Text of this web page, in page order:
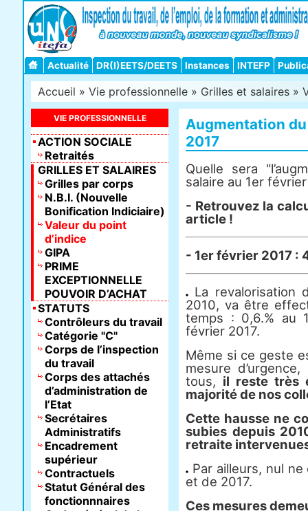
Actualité DR(I)EETS/DEETS Instances INTEFP
Accueil » Vie professionnelle » Grilles et salaires »
Augmentation
2017
Quelle sera
salaire au 1er
- Retrouvez la
article !
- 1er février 2017 :
La revalorisation
2010, va être
temps : 0,6.% au
février 2017.
Même si ce geste
mesure
tous, il reste très
majorité de nos
Cette hausse ne
subies depuis
retraite
Par ailleurs, nul
et de 2017.
Ces mesures
VIE PROFESSIONNELLE
ACTION SOCIALE
Retraités
GRILLES ET SALAIRES
Grilles par corps
N.B.I. (Nouvelle
Bonification Indiciaire)
Valeur du point
d’indice
GIPA
PRIME
EXCEPTIONNELLE
POUVOIR D’ACHAT
STATUTS
Contrôleurs du travail
Catégorie "C"
Corps de l’inspection
du travail
Corps des attachés
d’administration de
l’Etat
Secrétaires
Administratifs
Encadrement
supérieur
Contractuels
Statut Général des
fonctionnnaires